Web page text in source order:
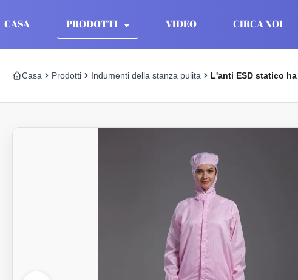
CASA PRODOTTI VIDEO CIRCA NOI
Casa Prodotti Indumenti della stanza pulita L'anti ESD statico